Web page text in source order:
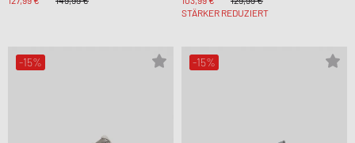
STÄRKER REDUZIERT
-15% -15%